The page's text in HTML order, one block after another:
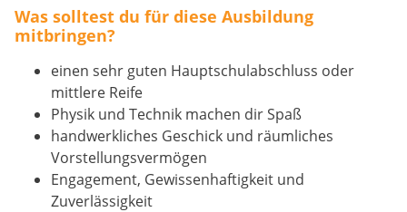
Was solltest du für diese Ausbildung
mitbringen?
einen sehr guten Hauptschulabschluss oder
mittlere Reife
Physik und Technik machen dir Spaß
handwerkliches Geschick und räumliches
Vorstellungsvermögen
Engagement, Gewissenhaftigkeit und
Zuverlässigkeit